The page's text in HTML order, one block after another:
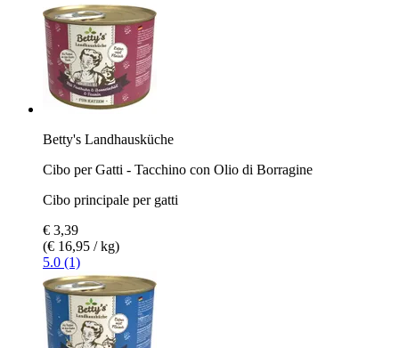
Betty's Landhausküche
Cibo per Gatti - Tacchino con Olio di Borragine
Cibo principale per gatti
€ 3,39
(€ 16,95 / kg)
5.0 (1)